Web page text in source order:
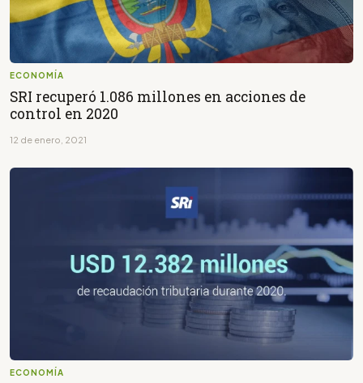
ECONOMÍA
SRI recuperó 1.086 millones en acciones de
control en 2020
12 de enero, 2021
ECONOMÍA